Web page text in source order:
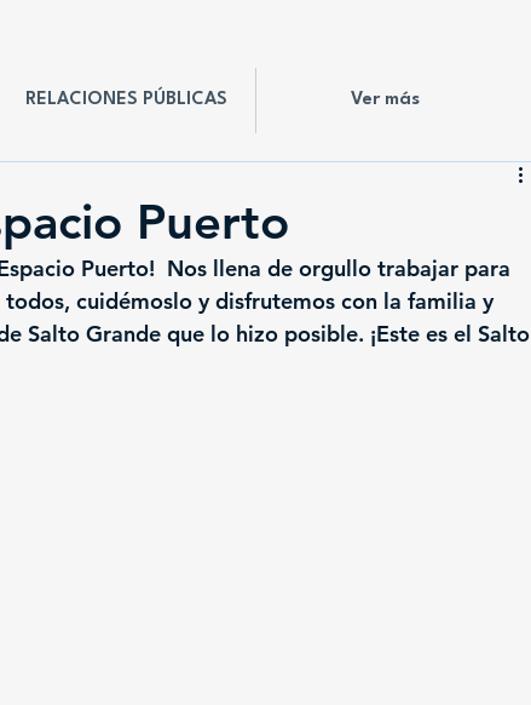
RELACIONES PÚBLICAS Ver más
Puerto
Puerto!  Nos llena de orgullo trabajar para
cuidémoslo y disfrutemos con la familia y
Salto Grande que lo hizo posible. ¡Este es el Salto